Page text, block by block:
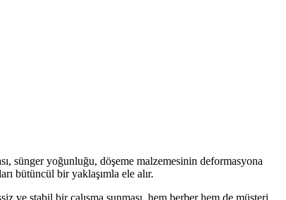
sünger yoğunluğu, döşeme malzemesinin deformasyona
bütüncül bir yaklaşımla ele alır.